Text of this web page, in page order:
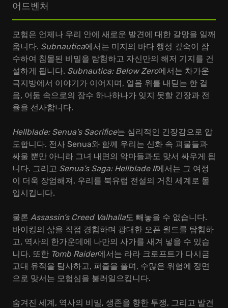
어드벤처
모험은 언제나 우리 안에 새로운 발견에 대한 갈망을 일깨
웁니다. Subnautica에서는 미지의 바다 행성 깊숙이 잠
수하여 침몰된 비밀을 탐험하고 자신만의 해저 기지를 건
설하게 됩니다. Subnautica: Below Zero에서는 차가운
극지방에서 이야기가 이어지며, 얼음 위를 내딛는 한 걸
음, 어둠 속으로의 잠수 하나하나가 잊지 못할 긴장과 전
율을 선사합니다.
Hellblade: Senua’s Sacrifice는 심리적인 긴장감으로 압
도합니다. 전사 Senua와 함께 우리는 신화 속 괴물들과
싸울 뿐만 아니라 그녀 내면의 악마들과도 맞서 싸우게 됩
니다. 그리고 Senua’s Saga: Hellblade II에서는 그 여정
이 더욱 장엄해져, 우리를 북유럽 전설의 거친 세계로 몰
입시킵니다.
물론 Assassin’s Creed Valhalla도 빼놓을 수 없습니다.
바이킹의 삶을 직접 경험하며 광대한 오픈 월드를 탐험하
고, 역사의 한가운데에 나만의 사가를 새겨 넣을 수 있습
니다. 또한 Tomb Raider에서는 라라 크로프트가 다시금
고대 유적을 탐사하고, 퍼즐을 풀며, 수많은 위험에 정면
으로 맞서는 모험심을 불러일으킵니다.
숨겨진 세계, 역사의 비밀, 생존을 향한 투쟁, 그리고 발견